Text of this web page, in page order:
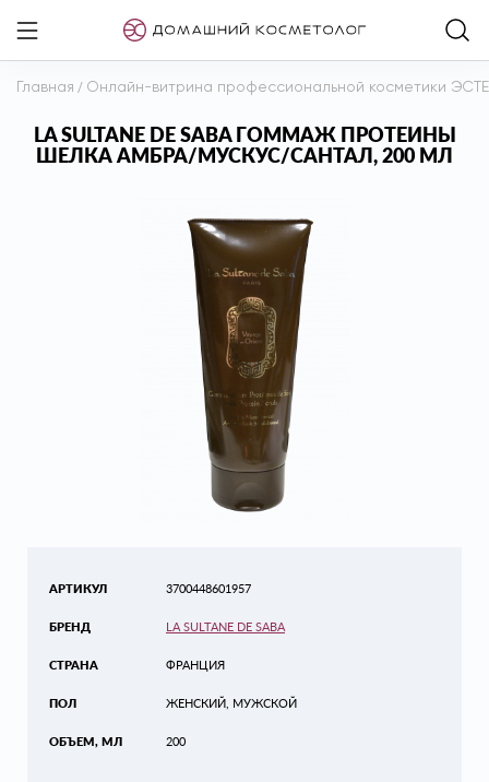
Главная / Онлайн-витрина профессиональной косметики
LA SULTANE DE SABA ГОММАЖ ПРОТЕИНЫ
ШЕЛКА АМБРА/МУСКУС/САНТАЛ, 200 МЛ
АРТИКУЛ
БРЕНД
СТРАНА
ПОЛ
ОБЪЕМ, МЛ
3700448601957
LA SULTANE DE SABA
ФРАНЦИЯ
ЖЕНСКИЙ, МУЖСКОЙ
200